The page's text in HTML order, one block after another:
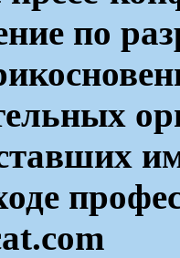
по